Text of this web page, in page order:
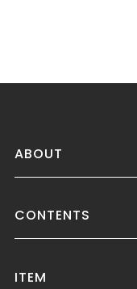
ABOUT
CONTENTS
ITEM